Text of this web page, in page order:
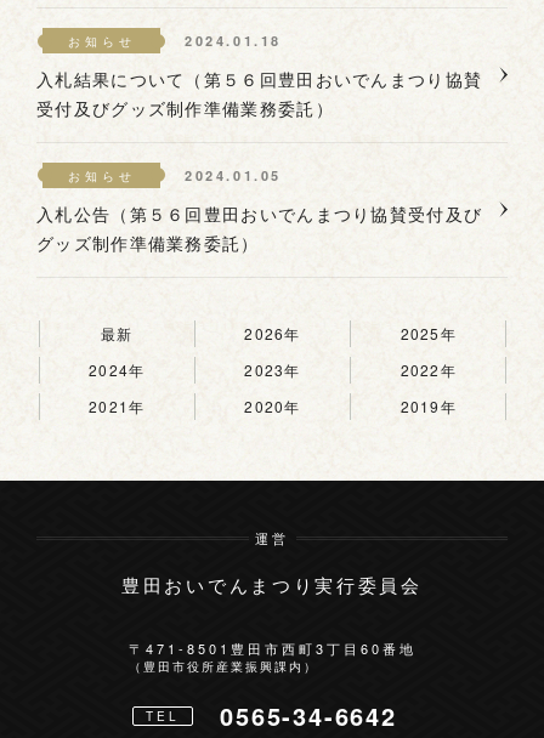
お知らせ 2024.01.18
入札結果について（第５６回豊田おいでんまつり協賛
受付及びグッズ制作準備業務委託）
お知らせ 2024.01.05
入札公告（第５６回豊田おいでんまつり協賛受付及び
グッズ制作準備業務委託）
最新 2026年
2025年
2024年
2023年
2022年
2021年
2020年 2019年
運営
豊田おいでんまつり実行委員会
〒471-8501 豊田市西町3丁目60番地
（豊田市役所産業振興課内）
TEL 0565-34-6642